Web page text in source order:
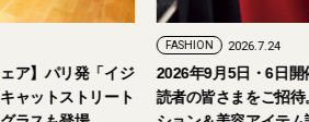
ア】パリ発「イジ
ャットストリート
FASHION 2026.7.24
2026年9月5日・6日
読者の皆さまをご招